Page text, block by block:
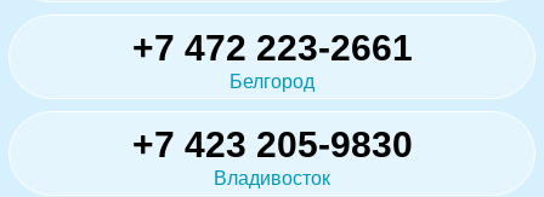
+7 472 223-2661
Белгород
+7 423 205-9830
Владивосток